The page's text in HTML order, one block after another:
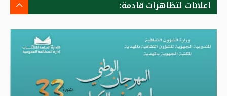
اعلانات لتظاهرات قادمة: